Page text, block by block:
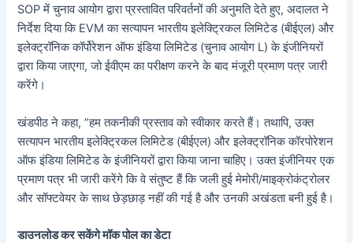
SOP में चुनाव आयोग द्वारा प्रस्तावित परिवर्तनों की अनुमति देते हुए, अदालत ने
निर्देश दिया कि EVM का सत्यापन भारतीय इलेक्ट्रिकल लिमिटेड (बीईएल) और
इलेक्ट्रॉनिक कॉर्पोरेशन ऑफ इंडिया लिमिटेड (चुनाव आयोग L) के इंजीनियरों
द्वारा किया जाएगा, जो ईवीएम का परीक्षण करने के बाद मंजूरी प्रमाण पत्र जारी
करेंगे।
खंडपीठ ने कहा, ”हम तकनीकी प्रस्ताव को स्वीकार करते हैं। तथापि, उक्त
सत्यापन भारतीय इलेक्ट्रिकल लिमिटेड (बीईएल) और इलेक्ट्रॉनिक कॉरपोरेशन
ऑफ इंडिया लिमिटेड के इंजीनियरों द्वारा किया जाना चाहिए। उक्त इंजीनियर एक
प्रमाण पत्र भी जारी करेंगे कि वे संतुष्ट हैं कि जली हुई मेमोरी/माइक्रोकंट्रोलर
और सॉफ्टवेयर के साथ छेड़छाड़ नहीं की गई है और उनकी अखंडता बनी हुई है।
डाउनलोड कर सकेंगे मॉक पोल का डेटा